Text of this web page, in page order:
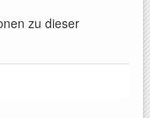
zu dieser